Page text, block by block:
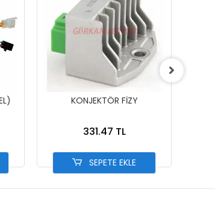
KONJEKTÖR FİZY
331.47 TL
SEPETE EKLE